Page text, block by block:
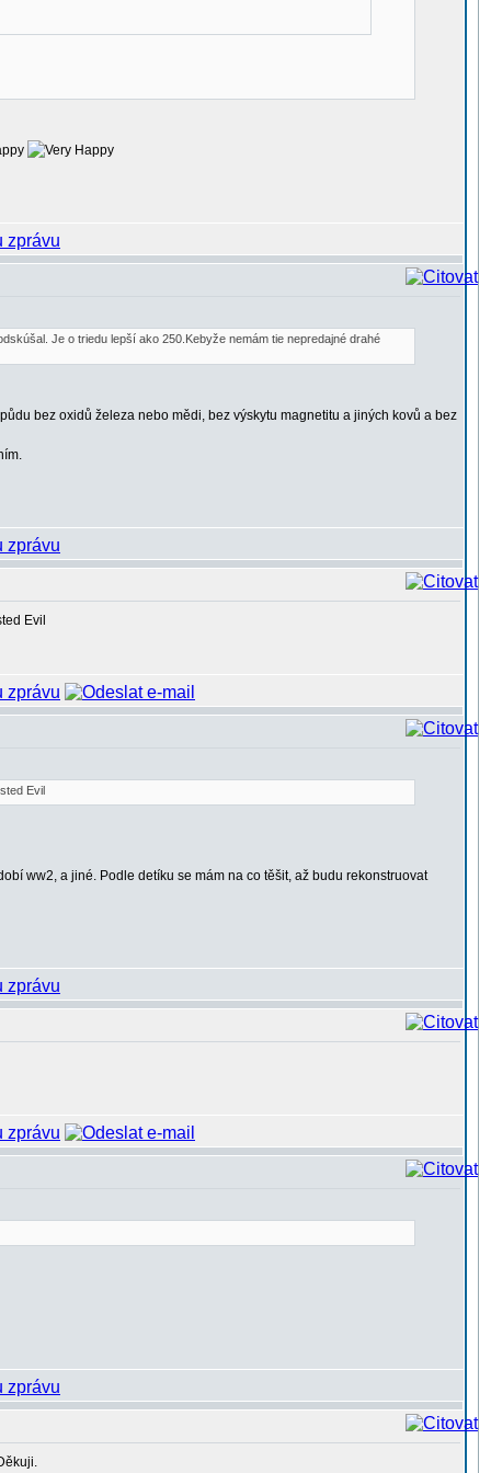
Je o triedu lepší ako 250.Kebyže nemám tie nepredajné drahé
bez oxidů železa nebo mědi, bez výskytu magnetitu a jiných kovů a bez
ww2, a jiné. Podle detíku se mám na co těšit, až budu rekonstruovat